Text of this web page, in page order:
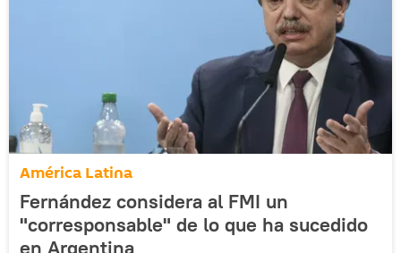
América Latina
Fernández considera al FMI un
"corresponsable" de lo que ha sucedido
en Argentina